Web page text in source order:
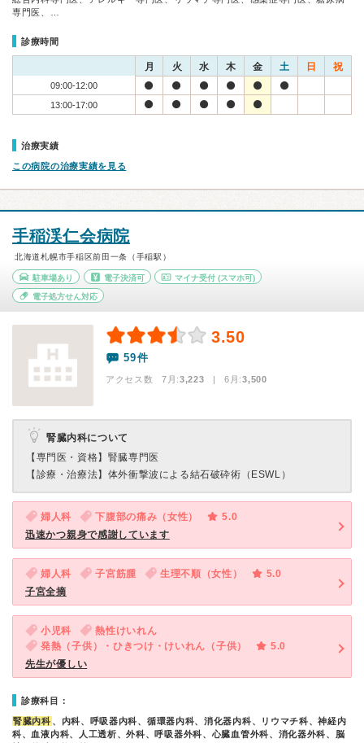
専門医、…
診療時間
月 火 水 木 金 土 日 祝
09:00-12:00
13:00-17:00
治療実績
この病院の治療実績を見る
手稲渓仁会病院
北海道札幌市手稲区前田一条（手稲駅）
駐車場あり 電子決済可 マイナ受付 (スマホ可)
電子処方せん対応
3.50
59件
アクセス数 7月:3,223 | 6月:3,500
腎臓内科について
【専門医・資格】 腎臓専門医
【診療・治療法】 体外衝撃波による結石破砕術（ESWL）
婦人科 下腹部の痛み（女性）
5.0
迅速かつ親身で感謝しています
婦人科 子宮筋腫 生理不順（女性）
5.0
子宮全摘
小児科
熱性けいれん
発熱（子供）・ひきつけ・けいれん（子供）
5.0
先生が優しい
診療科目：
腎臓内科 、内科、呼吸器内科、循環器内科、消化器内科、リウマチ科、神経内
科、血液内科、人工透析、外科、呼吸器外科、心臓血管外科、消化器外科、脳